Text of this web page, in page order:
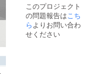
このプロジェクト
の問題報告はこち
ら よりお問い合わ
せください